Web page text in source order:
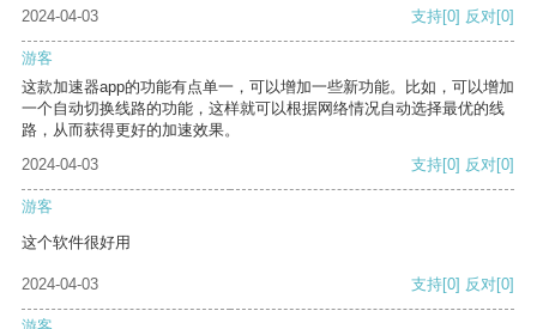
2024-04-03
支持[0] 反对[0]
游客
这款加速器app的功能有点单一，可以增加一些新功能。比如，可以增加
一个自动切换线路的功能，这样就可以根据网络情况自动选择最优的线
路，从而获得更好的加速效果。
2024-04-03
支持[0] 反对[0]
游客
这个软件很好用
2024-04-03 支持[0] 反对[0]